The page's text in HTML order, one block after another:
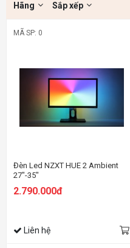
Hãng Sắp xếp
MÃ SP: 0
Đèn Led NZXT HUE 2 Ambient
27"-35"
2.790.000đ
Liên hệ